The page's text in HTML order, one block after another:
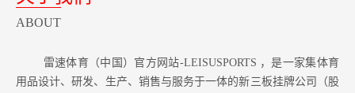
ABOUT
雷速体育（中国）官方网站-LEISUSPORTS ，是一家集体育
用品设计、研发、生产、销售与服务于一体的新三板挂牌公司（股